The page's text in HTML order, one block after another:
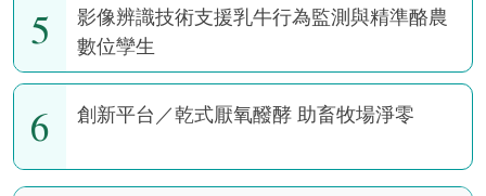
5
影像辨識技術支援乳牛行為監測與精準酪農
數位孿生
6 創新平台／乾式厭氧醱酵 助畜牧場淨零